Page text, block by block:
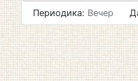
Периодика: Вечер